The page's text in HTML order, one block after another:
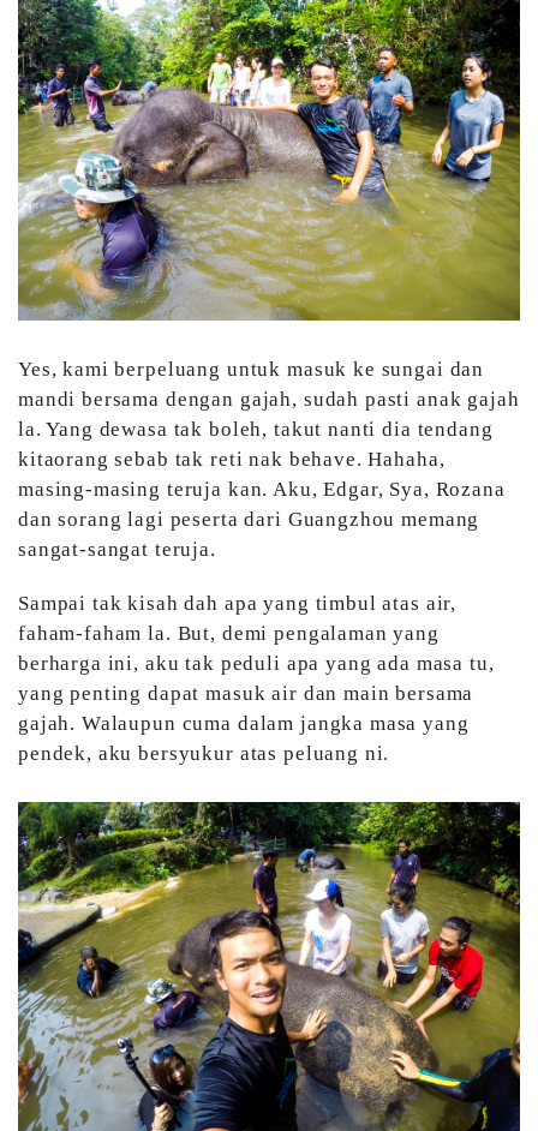
Yes, kami berpeluang untuk masuk ke sungai dan
mandi bersama dengan gajah, sudah pasti anak gajah
la. Yang dewasa tak boleh, takut nanti dia tendang
kitaorang sebab tak reti nak behave. Hahaha,
masing-masing teruja kan. Aku, Edgar, Sya, Rozana
dan sorang lagi peserta dari Guangzhou memang
sangat-sangat teruja.
Sampai tak kisah dah apa yang timbul atas air,
faham-faham la. But, demi pengalaman yang
berharga ini, aku tak peduli apa yang ada masa tu,
yang penting dapat masuk air dan main bersama
gajah. Walaupun cuma dalam jangka masa yang
pendek, aku bersyukur atas peluang ni.